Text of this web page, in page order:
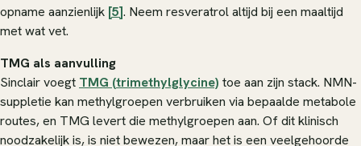
opname aanzienlijk [5]. Neem resveratrol altijd bij een maaltijd
met wat vet.
TMG als aanvulling
Sinclair voegt TMG (trimethylglycine) toe aan zijn stack. NMN-
suppletie kan methylgroepen verbruiken via bepaalde metabole
routes, en TMG levert die methylgroepen aan. Of dit klinisch
noodzakelijk is, is niet bewezen, maar het is een veelgehoorde